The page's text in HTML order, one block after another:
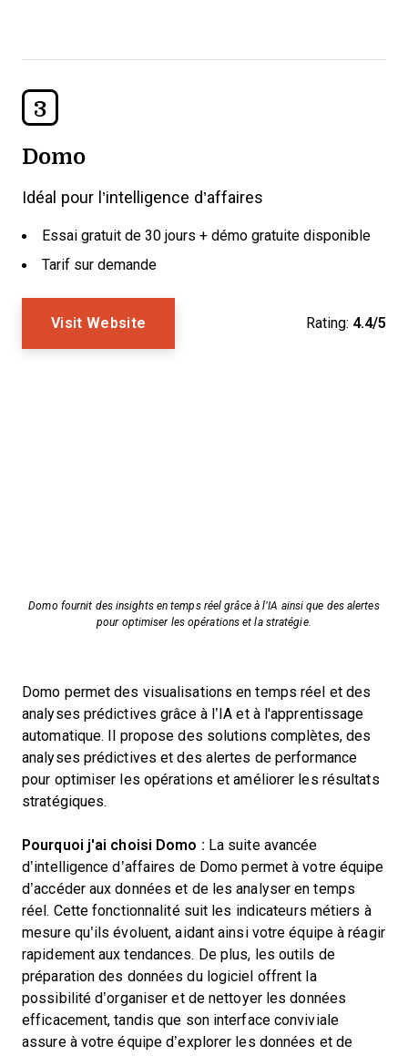
3
Domo
Idéal pour l’intelligence d’affaires
Essai gratuit de 30 jours + démo gratuite disponible
Tarif sur demande
Visit Website Rating: 4.4/5
Domo fournit des insights en temps réel grâce à l’IA ainsi que des alertes
pour optimiser les opérations et la stratégie.
Domo permet des visualisations en temps réel et des
analyses prédictives grâce à l’IA et à l'apprentissage
automatique. Il propose des solutions complètes, des
analyses prédictives et des alertes de performance
pour optimiser les opérations et améliorer les résultats
stratégiques.
Pourquoi j'ai choisi Domo : La suite avancée
d’intelligence d’affaires de Domo permet à votre équipe
d’accéder aux données et de les analyser en temps
réel. Cette fonctionnalité suit les indicateurs métiers à
mesure qu’ils évoluent, aidant ainsi votre équipe à réagir
rapidement aux tendances. De plus, les outils de
préparation des données du logiciel offrent la
possibilité d’organiser et de nettoyer les données
efficacement, tandis que son interface conviviale
assure à votre équipe d’explorer les données et de